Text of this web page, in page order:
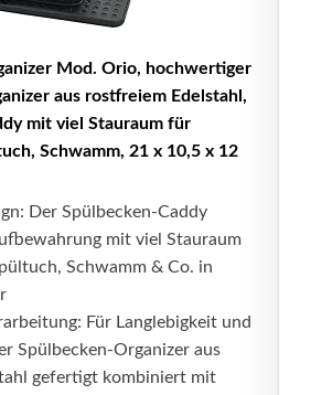
Mod. Orio, hochwertiger
aus rostfreiem Edelstahl,
mit viel Stauraum für
Schwamm, 21 x 10,5 x 12
Der Spülbecken-Caddy
mit viel Stauraum
Schwamm & Co. in
Für Langlebigkeit und
Spülbecken-Organizer aus
gefertigt kombiniert mit